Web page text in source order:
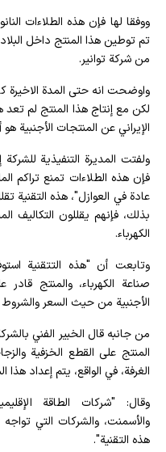
ووفقا لها فإن هذه الطلاءات
تم توطين هذا المنتج داخل
من شركة توانير.
واوضحت انه حتى المدة الاخيرة
لكن مع إنتاج هذا المنتج لم تعد
الإيراني عن المنتجات الأجنبية
ولفتت المديرة التنفيذية
فإن هذه الطلاءات تمنع تراكم
عادة في العوازل"، هذه التقنية
بذلك، فإنهم يقللون التكاليف
الكهرباء.
وتابعت أن "هذه التتقنية
صناعة الكهرباء، والمنتج
الأجنبية من حيث السعر والشروط
من جانبه قال الخبير الفني
المنتج على القطع الخزفية
الغرفة، في الواقع، يتم إعداد
وقال: "شركات الطاقة
والأسمنت، والشركات التي
هذه التقنية".